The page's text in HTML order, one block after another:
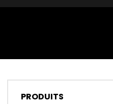
PRODUITS